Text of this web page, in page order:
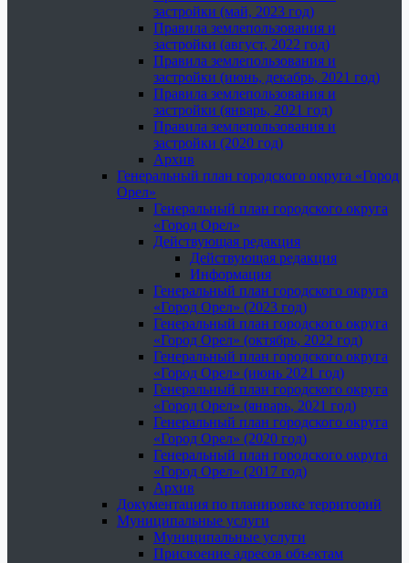
застройки (май, 2023 год)
Правила землепользования и
застройки (август, 2022 год)
Правила землепользования и
застройки (июнь, декабрь, 2021 год)
Правила землепользования и
застройки (январь, 2021 год)
Правила землепользования и
застройки (2020 год)
Архив
Генеральный план городского округа «Город
Орел»
Генеральный план городского округа
«Город Орел»
Действующая редакция
Действующая редакция
Информация
Генеральный план городского округа
«Город Орел» (2023 год)
Генеральный план городского округа
«Город Орел» (октябрь, 2022 год)
Генеральный план городского округа
«Город Орел» (июнь 2021 год)
Генеральный план городского округа
«Город Орел» (январь, 2021 год)
Генеральный план городского округа
«Город Орел» (2020 год)
Генеральный план городского округа
«Город Орел» (2017 год)
Архив
Документация по планировке территорий
Муниципальные услуги
Муниципальные услуги
Присвоение адресов объектам